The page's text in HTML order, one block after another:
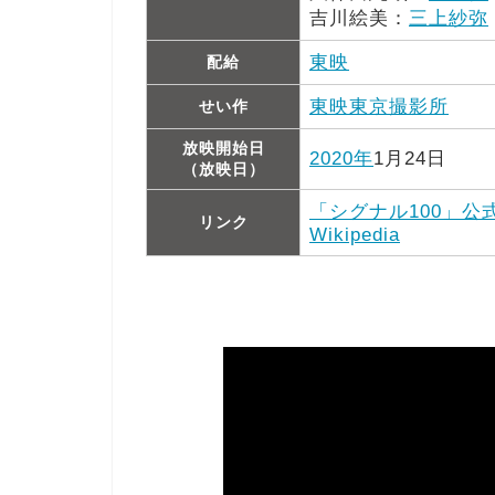
吉川絵美： 三上紗弥
配給 東映
せい作 東映東京撮影所
放映開始日
（放映日）
2020年1月24日
リンク
「シグナル100」公
Wikipedia